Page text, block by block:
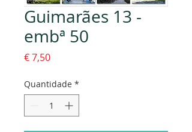
Guimarães 13 -
embª 50
€ 7,50Preço
Quantidade *